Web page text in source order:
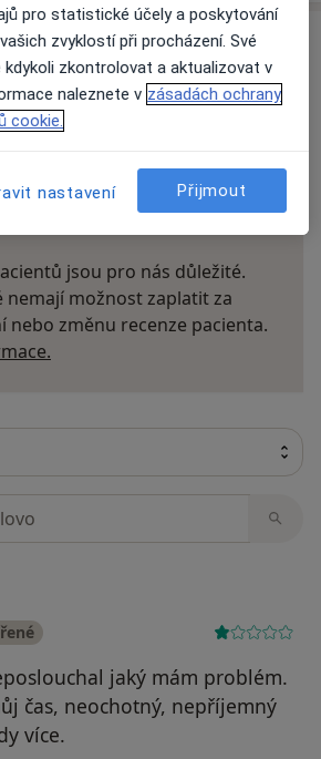
svůj názor
jsou pro nás důležité.
nemají možnost zaplatit za
nebo změnu recenze pacienta.
jaký mám problém.
čas, neochotný, nepříjemný
více.
pro statistické účely a poskytování
zvyklostí při procházení. Své
zkontrolovat a aktualizovat v
naleznete v zásadách ochrany
cookie.
nastavení Přijmout